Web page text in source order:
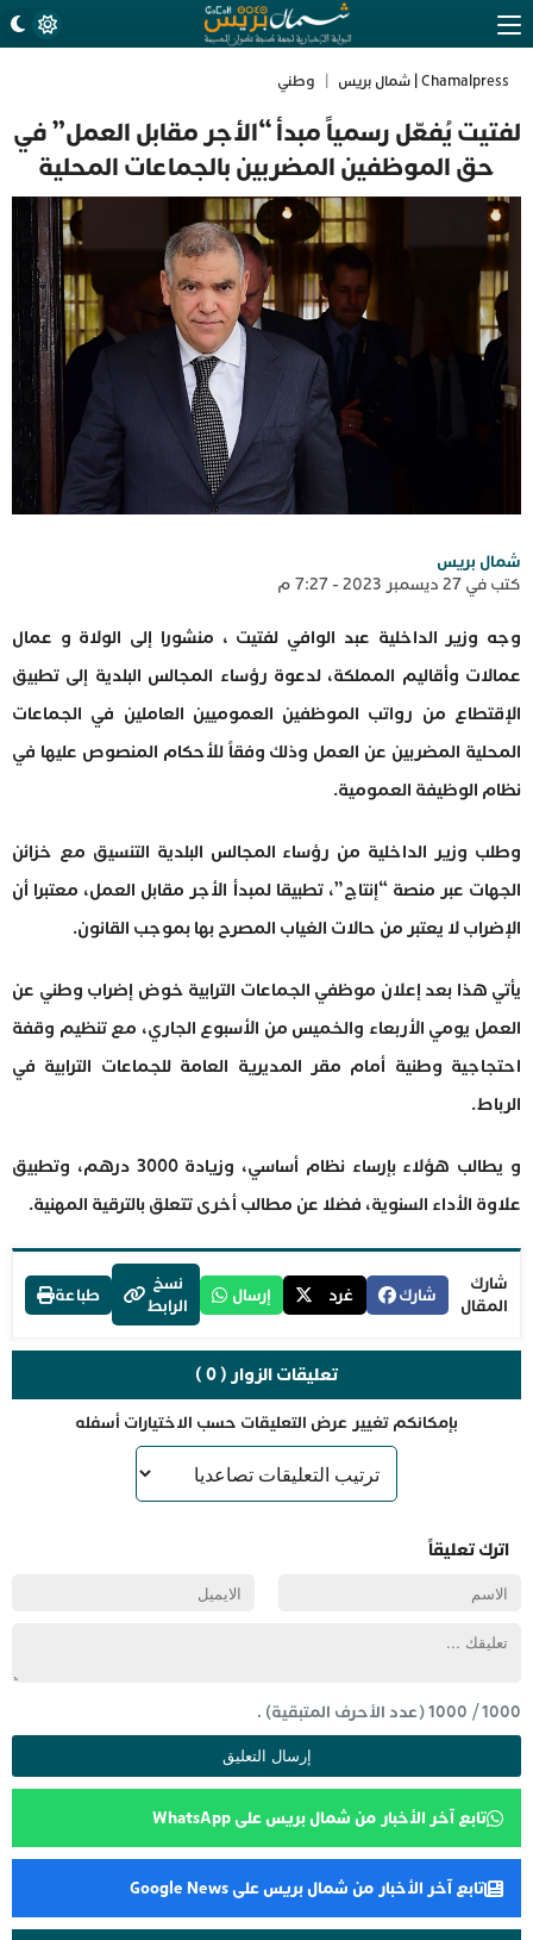
Chamalpress | شمال بريس وطني
لفتيت يُفعّل رسمياً مبدأ “الأجر مقابل العمل” في
حق الموظفين المضربين بالجماعات المحلية
شمال بريس
كتب في 27 ديسمبر 2023 - 7:27 م
وجه وزير الداخلية عبد الوافي لفتيت ، منشورا إلى الولاة و عمال
عمالات وأقاليم المملكة، لدعوة رؤساء المجالس البلدية إلى تطبيق
الإقتطاع من رواتب الموظفين العموميين العاملين في الجماعات
المحلية المضربين عن العمل وذلك وفقاً للأحكام المنصوص عليها في
نظام الوظيفة العمومية.
وطلب وزير الداخلية من رؤساء المجالس البلدية التنسيق مع خزائن
الجهات عبر منصة “إنتاج”، تطبيقا لمبدأ الأجر مقابل العمل، معتبرا أن
الإضراب لا يعتبر من حالات الغياب المصرح بها بموجب القانون.
يأتي هذا بعد إعلان موظفي الجماعات الترابية خوض إضراب وطني عن
العمل يومي الأربعاء والخميس من الأسبوع الجاري، مع تنظيم وقفة
احتجاجية وطنية أمام مقر المديرية العامة للجماعات الترابية في
الرباط.
و يطالب هؤلاء بإرساء نظام أساسي، وزيادة 3000 درهم، وتطبيق
علاوة الأداء السنوية، فضلا عن مطالب أخرى تتعلق بالترقية المهنية.
شارك
المقال
شارك غرد إرسال
نسخ
الرابط
طباعة
تعليقات الزوار ( 0 )
بإمكانكم تغيير عرض التعليقات حسب الاختيارات أسفله
اترك تعليقاً
1000
/
1000(عدد الأحرف المتبقية) .
تابع آخر الأخبار من شمال بريس على WhatsApp
تابع آخر الأخبار من شمال بريس على Google News